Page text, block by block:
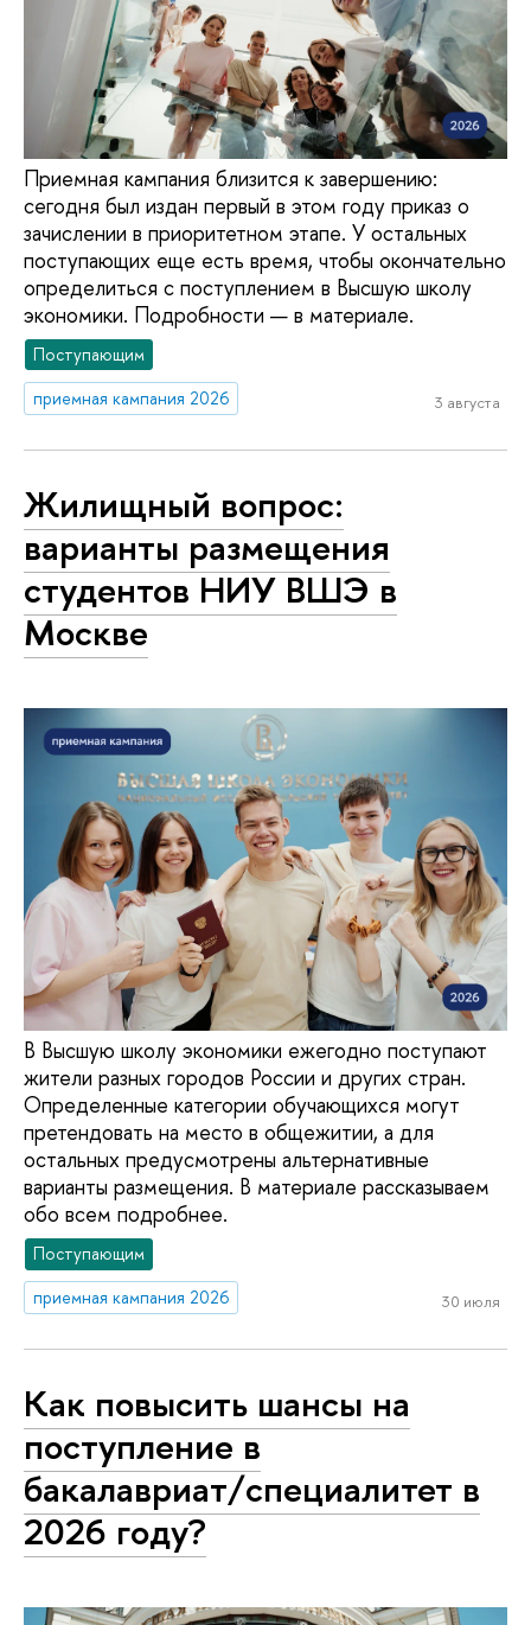
Приемная кампания близится к завершению:
сегодня был издан первый в этом году приказ о
зачислении в приоритетном этапе. У остальных
поступающих еще есть время, чтобы окончательно
определиться с поступлением в Высшую школу
экономики. Подробности — в материале.
Поступающим
приемная кампания 2026
3 августа
Жилищный вопрос:
варианты размещения
студентов НИУ ВШЭ в
Москве
В Высшую школу экономики ежегодно поступают
жители разных городов России и других стран.
Определенные категории обучающихся могут
претендовать на место в общежитии, а для
остальных предусмотрены альтернативные
варианты размещения. В материале рассказываем
обо всем подробнее.
Поступающим
приемная кампания 2026
30 июля
Как повысить шансы на
поступление в
бакалавриат/специалитет в
2026 году?